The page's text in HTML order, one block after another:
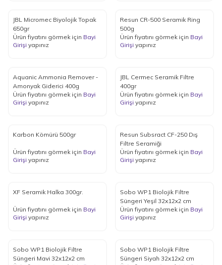
JBL Micromec Biyolojik Topak
650gr
Ürün fiyatını görmek için Bayi
Girişi yapınız
Resun CR-500 Seramik Ring
500g
Ürün fiyatını görmek için Bayi
Girişi yapınız
Aquanic Ammonia Remover -
Amonyak Giderici 400g
Ürün fiyatını görmek için Bayi
Girişi yapınız
JBL Cermec Seramik Filtre
400gr
Ürün fiyatını görmek için Bayi
Girişi yapınız
Karbon Kömürü 500gr
Ürün fiyatını görmek için Bayi
Girişi yapınız
Resun Subsract CF-250 Dış
Filtre Seramiği
Ürün fiyatını görmek için Bayi
Girişi yapınız
XF Seramik Halka 300gr.
Ürün fiyatını görmek için Bayi
Girişi yapınız
Sobo WP1 Biolojik Filtre
Süngeri Yeşil 32x12x2 cm
Ürün fiyatını görmek için Bayi
Girişi yapınız
Sobo WP1 Biolojik Filtre
Süngeri Mavi 32x12x2 cm
Sobo WP1 Biolojik Filtre
Süngeri Siyah 32x12x2 cm